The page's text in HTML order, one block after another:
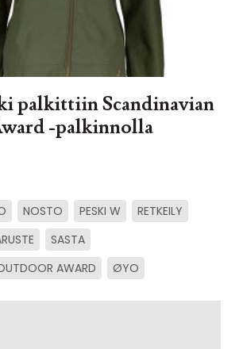
palkittiin Scandinavian
-palkinnolla
NOSTO PESKI W
RETKEILY
SASTA
AWARD
ØYO